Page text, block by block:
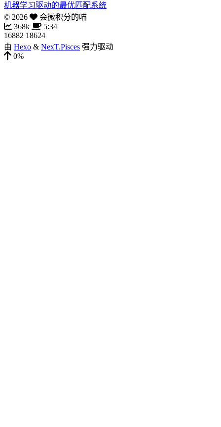
机器学习驱动的最优匹配系统
© 2026
会微积分的喵
368k
5:34
16882 18624
由 Hexo & NexT.Pisces 强力驱动
0%